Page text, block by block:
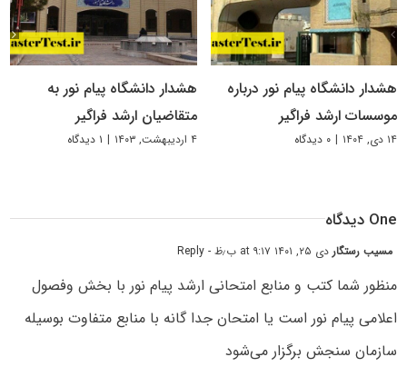
هشدار دانشگاه پیام نور درباره
موسسات ارشد فراگیر
۱۴ دی, ۱۴۰۴ | ۰ دیدگاه
هشدار دانشگاه پیام نور به
متقاضیان ارشد فراگیر
۴ اردیبهشت, ۱۴۰۳ | ۱ دیدگاه
One دیدگاه
مسیب رستگاردی ۲۵, ۱۴۰۱ at ۹:۱۷ ب٫ظ - Reply
منظور شما کتب و منابع امتحانی ارشد پیام نور با بخش وفصول
اعلامی پیام نور است یا امتحان جدا گانه با منابع متفاوت بوسیله
سازمان سنجش برگزار می‌شود